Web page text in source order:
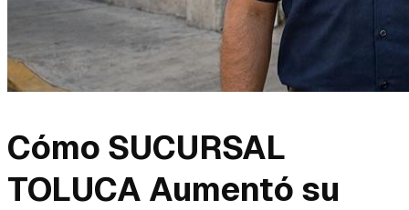
Cómo SUCURSAL
TOLUCA Aumentó su